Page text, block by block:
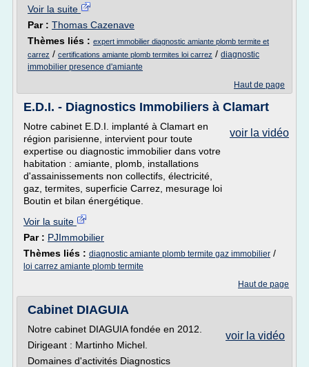
Voir la suite
Par : Thomas Cazenave
Thèmes liés : expert immobilier diagnostic amiante plomb termite et
carrez / certifications amiante plomb termites loi carrez / diagnostic
immobilier presence d'amiante
Haut de page
E.D.I. - Diagnostics Immobiliers à Clamart
voir la vidéo
Notre cabinet E.D.I. implanté à Clamart en
région parisienne, intervient pour toute
expertise ou diagnostic immobilier dans votre
habitation : amiante, plomb, installations
d'assainissements non collectifs, électricité,
gaz, termites, superficie Carrez, mesurage loi
Boutin et bilan énergétique.
Voir la suite
Par : PJImmobilier
Thèmes liés : diagnostic amiante plomb termite gaz immobilier /
loi carrez amiante plomb termite
Haut de page
Cabinet DIAGUIA
voir la vidéo
Notre cabinet DIAGUIA fondée en 2012.
Dirigeant : Martinho Michel.
Domaines d'activités Diagnostics